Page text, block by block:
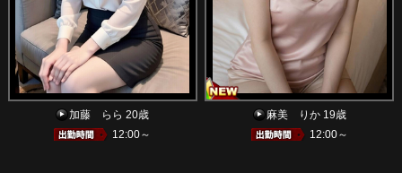
加藤 らら 20歳
12:00～
麻美 りか 19歳
12:00～